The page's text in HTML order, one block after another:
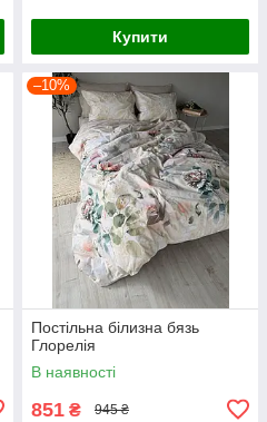
Купити
–10%
Постільна білизна бязь
Глорелія
В наявності
851 ₴ 945 ₴